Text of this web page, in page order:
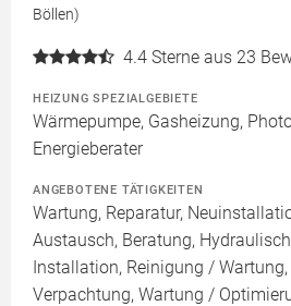
Böllen)
4.4 Sterne aus 23
HEIZUNG SPEZIALGEBIETE
Wärmepumpe, Gasheizung,
Energieberater
ANGEBOTENE TÄTIGKEITEN
Wartung, Reparatur,
Austausch, Beratung,
Installation, Reinigung /
Verpachtung, Wartung /